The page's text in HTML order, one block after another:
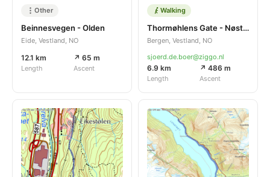
Other
Beinnesvegen - Olden
Eide, Vestland, NO
12.1 km
Length
↗ 65 m
Ascent
Walking
Thormøhlens Gate - Nøstegaten
Bergen, Vestland, NO
sjoerd.de.boer@ziggo.nl
6.9 km
Length
↗ 486 m
Ascent